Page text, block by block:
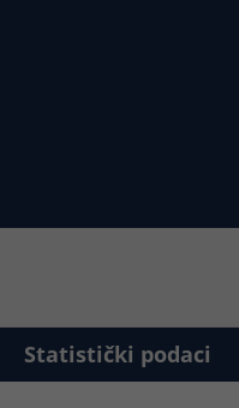
Statistički podaci